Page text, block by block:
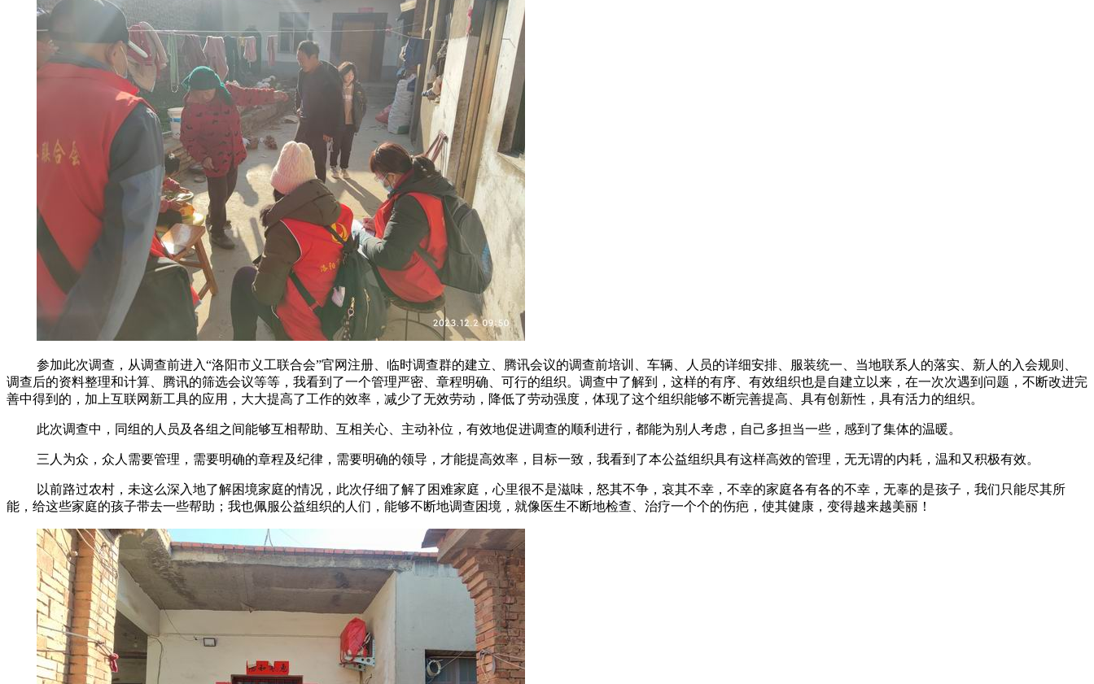
参加此次调查，从调查前进入“洛阳市义工联合会”官网注册、临时调查群的建立、腾讯会议的调查前培训、车辆、人员的详细安排、服装统一、当地联系人的落实、新人的入会规则、
调查后的资料整理和计算、腾讯的筛选会议等等，我看到了一个管理严密、章程明确、可行的组织。调查中了解到，这样的有序、有效组织也是自建立以来，在一次次遇到问题，不断改进完
善中得到的，加上互联网新工具的应用，大大提高了工作的效率，减少了无效劳动，降低了劳动强度，体现了这个组织能够不断完善提高、具有创新性，具有活力的组织。
此次调查中，同组的人员及各组之间能够互相帮助、互相关心、主动补位，有效地促进调查的顺利进行，都能为别人考虑，自己多担当一些，感到了集体的温暖。
三人为众，众人需要管理，需要明确的章程及纪律，需要明确的领导，才能提高效率，目标一致，我看到了本公益组织具有这样高效的管理，无无谓的内耗，温和又积极有效。
以前路过农村，未这么深入地了解困境家庭的情况，此次仔细了解了困难家庭，心里很不是滋味，怒其不争，哀其不幸，不幸的家庭各有各的不幸，无辜的是孩子，我们只能尽其所
能，给这些家庭的孩子带去一些帮助；我也佩服公益组织的人们，能够不断地调查困境，就像医生不断地检查、治疗一个个的伤疤，使其健康，变得越来越美丽！